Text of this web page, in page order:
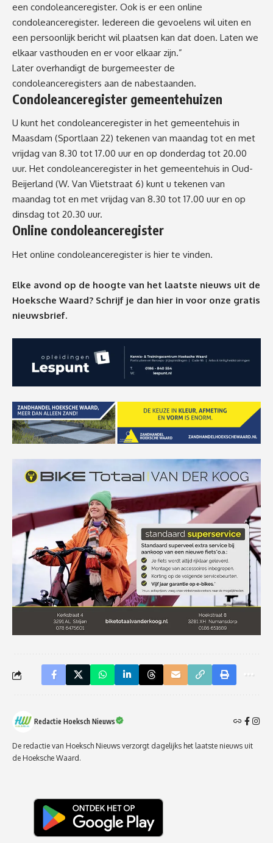
een condoleanceregister. Ook is er een online
condoleanceregister. Iedereen die gevoelens wil uiten en
een persoonlijk bericht wil plaatsen kan dat doen. Laten we
elkaar vasthouden en er voor elkaar zijn.”
Later overhandigt de burgemeester de
condoleanceregisters aan de nabestaanden.
Condoleanceregister gemeentehuizen
U kunt het condoleanceregister in het gemeentehuis in
Maasdam (Sportlaan 22) tekenen van maandag tot en met
vrijdag van 8.30 tot 17.00 uur en op donderdag tot 20.00
uur. Het condoleanceregister in het gemeentehuis in Oud-
Beijerland (W. Van Vlietstraat 6) kunt u tekenen van
maandag tot en met vrijdag van 8.30 tot 17.00 uur en op
dinsdag tot 20.30 uur.
Online condoleanceregister
Het online condoleanceregister is hier te vinden.
Elke avond op de hoogte van het laatste nieuws uit de
Hoeksche Waard? Schrijf je dan hier in voor onze gratis
nieuwsbrief.
Redactie Hoeksch Nieuws
De redactie van Hoeksch Nieuws verzorgt dagelijks het laatste nieuws uit
de Hoeksche Waard.